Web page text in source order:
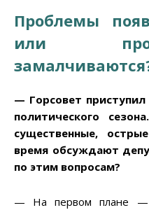
Проблемы
или
— Горсовет
политического
существенные,
время обсуждают
по этим вопросам?
— На первом плане —